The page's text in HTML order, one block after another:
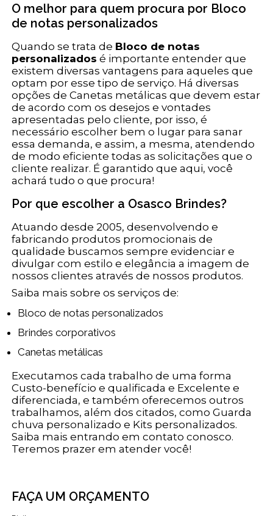
O melhor para quem procura por Bloco
de notas personalizados
Quando se trata de Bloco de notas
personalizados é importante entender que
existem diversas vantagens para aqueles que
optam por esse tipo de serviço. Há diversas
opções de Canetas metálicas que devem estar
de acordo com os desejos e vontades
apresentadas pelo cliente, por isso, é
necessário escolher bem o lugar para sanar
essa demanda, e assim, a mesma, atendendo
de modo eficiente todas as solicitações que o
cliente realizar. É garantido que aqui, você
achará tudo o que procura!
Por que escolher a Osasco Brindes?
Atuando desde 2005, desenvolvendo e
fabricando produtos promocionais de
qualidade buscamos sempre evidenciar e
divulgar com estilo e elegância a imagem de
nossos clientes através de nossos produtos.
Saiba mais sobre os serviços de:
Bloco de notas personalizados
Brindes corporativos
Canetas metálicas
Executamos cada trabalho de uma forma
Custo-benefício e qualificada e Excelente e
diferenciada, e também oferecemos outros
trabalhamos, além dos citados, como Guarda
chuva personalizado e Kits personalizados.
Saiba mais entrando em contato conosco.
Teremos prazer em atender você!
FAÇA UM ORÇAMENTO